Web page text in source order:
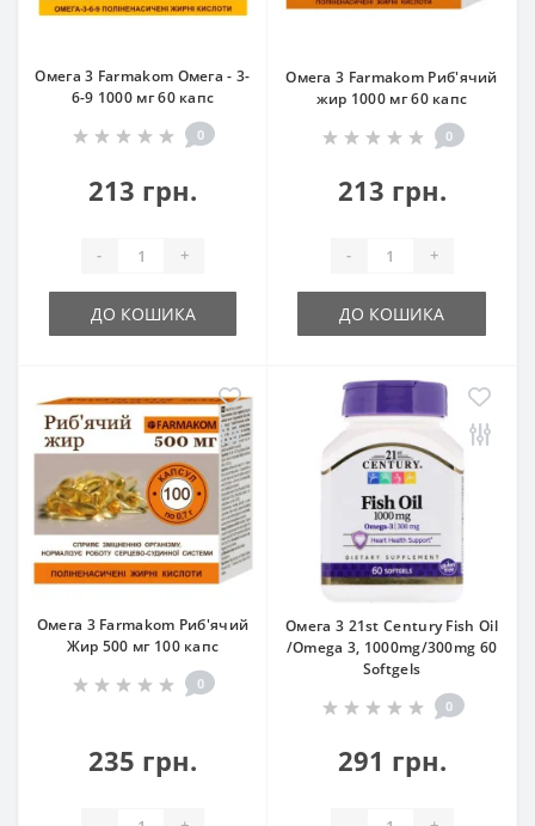
Омега 3 Farmakom Омега - 3-
6-9 1000 мг 60 капс
0
213 грн.
- +
ДО КОШИКА
Омега 3 Farmakom Риб'ячий
жир 1000 мг 60 капс
0
213 грн.
- +
ДО КОШИКА
Омега 3 Farmakom Риб'ячий
Жир 500 мг 100 капс
0
235 грн.
Омега 3 21st Century Fish Oil
/Omega 3, 1000mg/300mg 60
Softgels
0
291 грн.